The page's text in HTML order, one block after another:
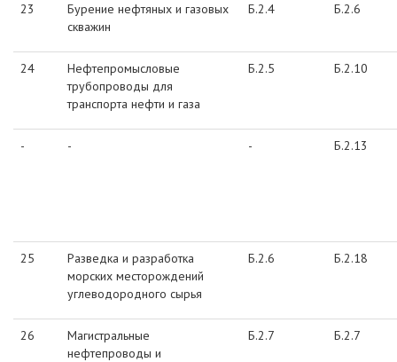
23
Бурение нефтяных и газовых
скважин
Б.2.4 Б.2.6
24
Нефтепромысловые
трубопроводы для
транспорта нефти и газа
Б.2.5 Б.2.10
- - - Б.2.13
25
Разведка и разработка
морских месторождений
углеводородного сырья
Б.2.6 Б.2.18
26
Магистральные
нефтепроводы и
Б.2.7 Б.2.7